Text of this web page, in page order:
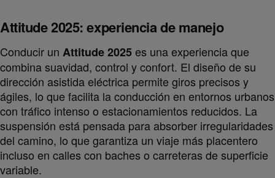
Attitude 2025: experiencia de manejo
Conducir un Attitude 2025es una experiencia que
combina suavidad, control y confort. El diseño de su
dirección asistida eléctrica permite giros precisos y
ágiles, lo que facilita la conducción en entornos urbanos
con tráfico intenso o estacionamientos reducidos. La
suspensión está pensada para absorber irregularidades
del camino, lo que garantiza un viaje más placentero
incluso en calles con baches o carreteras de superficie
variable.